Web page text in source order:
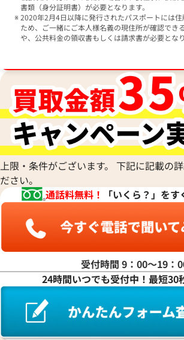
書類（身分証明書）が必要となります。
2020年2月4日以降に発行されたパスポートには
ため、ご一緒にご本人様名義の現住所が確認でき
や、公共料金の領収書もしくは請求書が必要となり
上限・条件がございます。 下記に記載の
ださい。
通話料無料！
「いくら？」を
受付時間 9：00〜19：
24時間いつでも受付中！最短30